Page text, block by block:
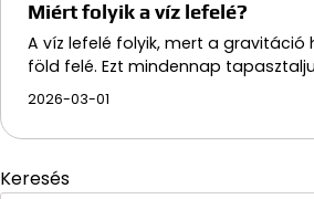
Miért folyik a víz lefelé?
A víz lefelé folyik, mert a gravitáció
föld felé. Ezt mindennap
2026-03-01
Keresés